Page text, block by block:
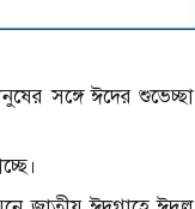
সঙ্গে ঈদের শুভেচ্ছা